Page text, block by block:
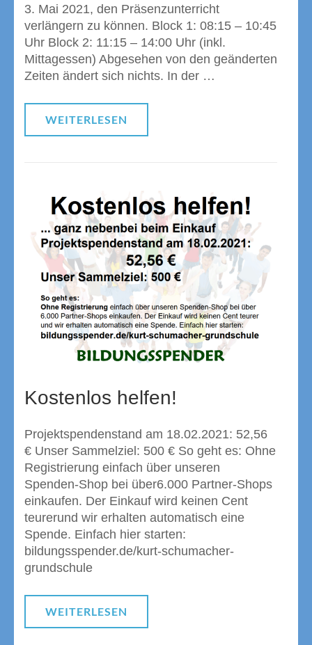
3. Mai 2021, den Präsenzunterricht
verlängern zu können. Block 1: 08:15 – 10:45
Uhr Block 2: 11:15 – 14:00 Uhr (inkl.
Mittagessen) Abgesehen von den geänderten
Zeiten ändert sich nichts. In der …
WEITERLESEN
Kostenlos helfen!
Projektspendenstand am 18.02.2021: 52,56
€ Unser Sammelziel: 500 € So geht es: Ohne
Registrierung einfach über unseren
Spenden-Shop bei über6.000 Partner-Shops
einkaufen. Der Einkauf wird keinen Cent
teurerund wir erhalten automatisch eine
Spende. Einfach hier starten:
bildungsspender.de/kurt-schumacher-
grundschule
WEITERLESEN